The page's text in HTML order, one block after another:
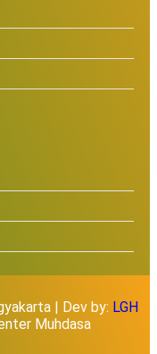
| Dev by: LGH
Muhdasa